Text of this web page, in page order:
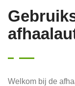
Welkom bij de